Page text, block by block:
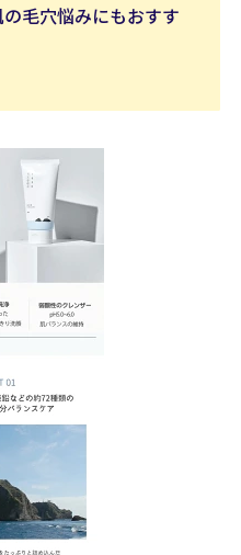
毛穴悩みにもおすす